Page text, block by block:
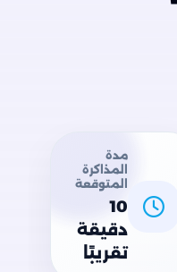
مدة
المذاكرة
المتوقعة
10
دقيقة
تقريبًا